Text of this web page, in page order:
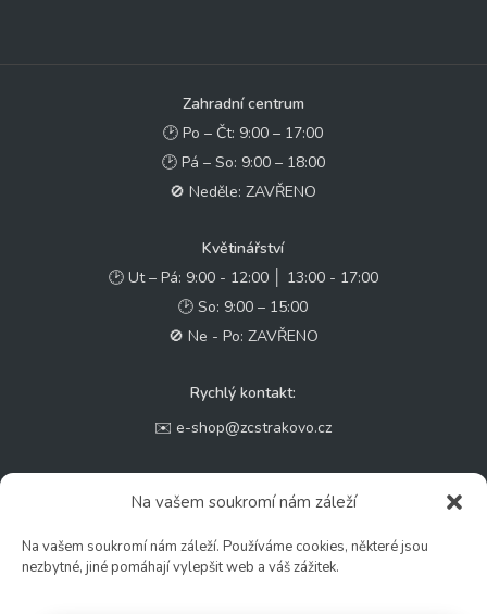
Na vašem soukromí nám záleží
Na vašem soukromí nám záleží. Používáme cookies, některé jsou
nezbytné, jiné pomáhají vylepšit web a váš zážitek.
Zahradní centrum
🕑 Po – Čt: 9:00 – 17:00
🕑 Pá – So: 9:00 – 18:00
🚫 Neděle: ZAVŘENO
Květinářství
🕑 Ut – Pá: 9:00 - 12:00 │ 13:00 - 17:00
🕑 So: 9:00 – 15:00
🚫 Ne - Po: ZAVŘENO
Rychlý kontakt:
✉️ e-shop@zcstrakovo.cz